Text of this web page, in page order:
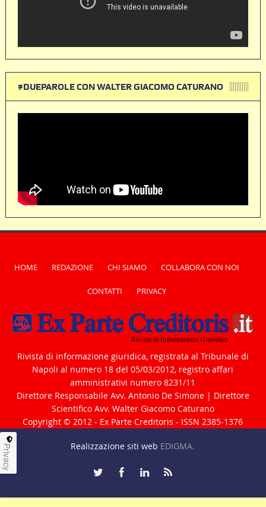
#DUEPAROLE CON WALTER GIACOMO CATURANO
HOME REDAZIONE CHI SIAMO COLLABORA CON NOI
CONTATTI PRIVACY
Rivista di informazione giuridica, registrata al Tribunale di
Napoli al numero 18 del 05/03/2012, registro affari
amministrativi numero 8231/11
Direttore Responsabile Avv. Antonio De Simone | Direttore
Scientifico Avv. Walter Giacomo Caturano
Copyright © 2012 - Ex Parte Creditoris - ISSN 2385-1376
Realizzazione siti web EDIGMA.
Privacy